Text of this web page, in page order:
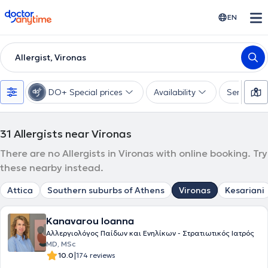
doctoranytime EN
Allergist, Vironas
DO+ Special prices Availability Services
31 Allergists near Vironas
There are no Allergists in Vironas with online booking. Try
these nearby instead.
Attica Southern suburbs of Athens Vironas Kesariani
Kanavarou Ioanna
Αλλεργιολόγος Παίδων και Ενηλίκων - Στρατιωτικός Ιατρός
MD, MSc
10.0|174 reviews